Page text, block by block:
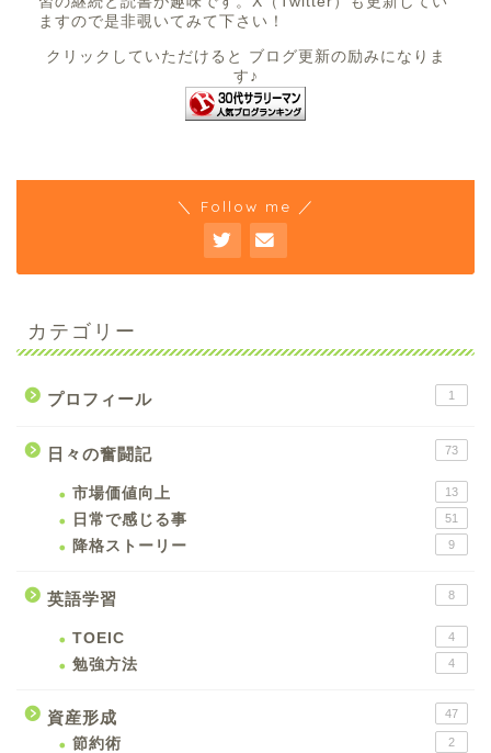
ますので是非覗いてみて下さい！
クリックしていただけると ブログ更新の励みになりま
す♪
＼ Follow me ／
カテゴリー
プロフィール 1
日々の奮闘記 73
市場価値向上 13
日常で感じる事 51
降格ストーリー 9
英語学習 8
TOEIC 4
勉強方法 4
資産形成 47
節約術 2